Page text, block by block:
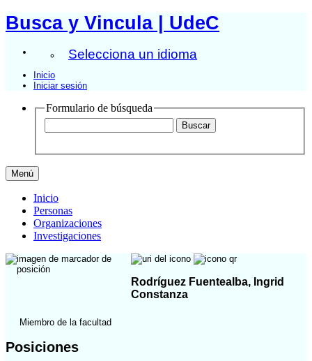
Busca y Vincula | UdeC
Selecciona un idioma
Inicio
Iniciar sesión
Formulario de búsqueda
Menú
Inicio
Personas
Organizaciones
Investigaciones
Rodríguez Fuentealba, Ingrid
Constanza
Miembro de la facultad
Posiciones